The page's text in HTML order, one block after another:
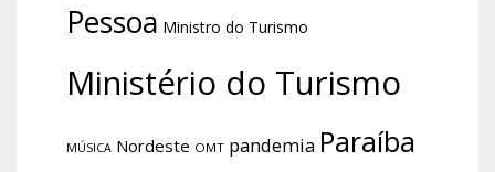
Pessoa Ministro do Turismo
Ministério do Turismo
MÚSICA Nordeste OMT pandemia Paraíba